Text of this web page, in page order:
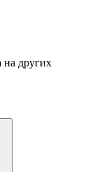
на других